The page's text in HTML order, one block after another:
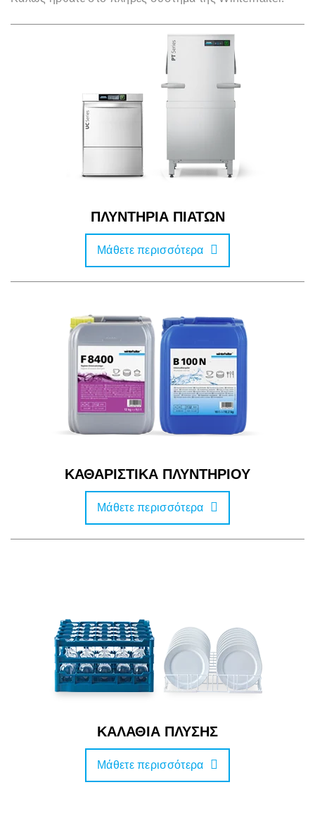
ΠΛΥΝΤΗΡΙΑ ΠΙΑΤΩΝ
Μάθετε περισσότερα
ΚΑΘΑΡΙΣΤΙΚΑ ΠΛΥΝΤΗΡΙΟΥ
Μάθετε περισσότερα
ΚΑΛΑΘΙΑ ΠΛΥΣΗΣ
Μάθετε περισσότερα